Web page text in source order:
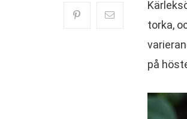
torka,
på